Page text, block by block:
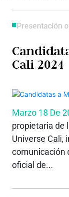
Presentación
Cali 2024
Marzo 18 De
propietaria de
Universe Cali,
comunicación
oficial de...